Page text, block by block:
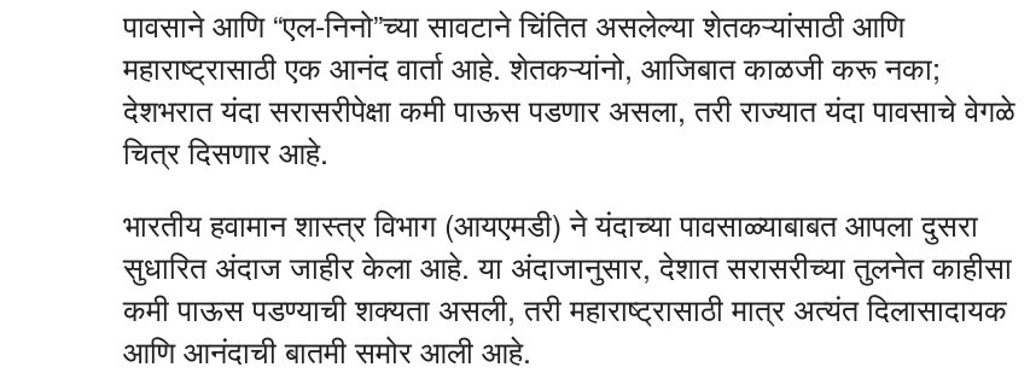
पावसाने आणि “एल-निनो”च्या सावटाने चिंतित असलेल्या शेतकऱ्यांसाठी आणि
महाराष्ट्रासाठी एक आनंद वार्ता आहे. शेतकऱ्यांनो, आजिबात काळजी करू नका;
देशभरात यंदा सरासरीपेक्षा कमी पाऊस पडणार असला, तरी राज्यात यंदा पावसाचे वेगळे
चित्र दिसणार आहे.
भारतीय हवामान शास्त्र विभाग (आयएमडी) ने यंदाच्या पावसाळ्याबाबत आपला दुसरा
सुधारित अंदाज जाहीर केला आहे. या अंदाजानुसार, देशात सरासरीच्या तुलनेत काहीसा
कमी पाऊस पडण्याची शक्यता असली, तरी महाराष्ट्रासाठी मात्र अत्यंत दिलासादायक
आणि आनंदाची बातमी समोर आली आहे.